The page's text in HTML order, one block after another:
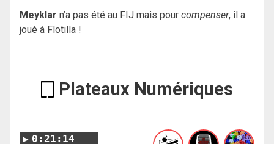
Meyklar n’a pas été au FIJ mais pour compenser, il a
joué à Flotilla !
Plateaux Numériques
0:21:14